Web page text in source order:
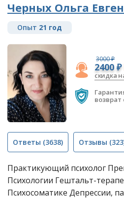
Черных Ольга
Опыт 21 год
3000 ₽
2400 ₽
скидка
Ответы (3638) Отзывы
Практикующий психолог
Психологии Гештальт-
Психосоматике Депрессии,